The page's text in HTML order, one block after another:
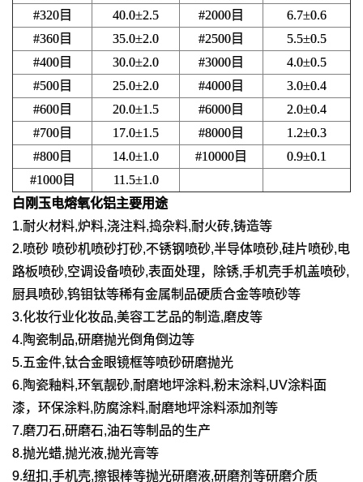
#320目
40.0±2.5 #2000目
6.7±0.6
#360目
35.0±2.0 #2500目
5.5±0.5
#400目
30.0±2.0 #3000目
4.0±0.5
#500目
25.0±2.0 #4000目
3.0±0.4
#600目
20.0±1.5 #6000目
2.0±0.4
#700目
17.0±1.5 #8000目
1.2±0.3
#800目
14.0±1.0 #10000目
0.9±0.1
#1000目
11.5±1.0
白刚玉电熔氧化铝主要用途
1.耐火材料,炉料,浇注料,捣杂料,耐火砖,铸造等
2.喷砂 喷砂机喷砂打砂,不锈钢喷砂,半导体喷砂,硅片喷砂,电
路板喷砂,空调设备喷砂,表面处理，除锈,手机壳手机盖喷砂,
厨具喷砂,钨钼钛等稀有金属制品硬质合金等喷砂等
3.化妆行业化妆品,美容工艺品的制造,磨皮等
4.陶瓷制品,研磨抛光倒角倒边等
5.五金件,钛合金眼镜框等喷砂研磨抛光
6.陶瓷釉料,环氧靓砂,耐磨地坪涂料,粉末涂料,UV涂料面
漆，环保涂料,防腐涂料,耐磨地坪涂料添加剂等
7.磨刀石,研磨石,油石等制品的生产
8.抛光蜡,抛光液,抛光膏等
9.纽扣,手机壳,擦银棒等抛光研磨液,研磨剂等研磨介质